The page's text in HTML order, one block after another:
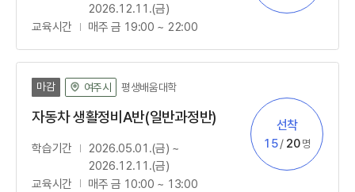
2026.12.11.(금)
교육시간
매주 금 19:00 ~ 22:00
마감 여주시 평생배움대학
자동차 생활정비A반(일반과정반)
학습기간
2026.05.01.(금) ~
2026.12.11.(금)
교육시간
매주 금 10:00 ~ 13:00
모집방법
선착
신청
15 / 정원
20 명